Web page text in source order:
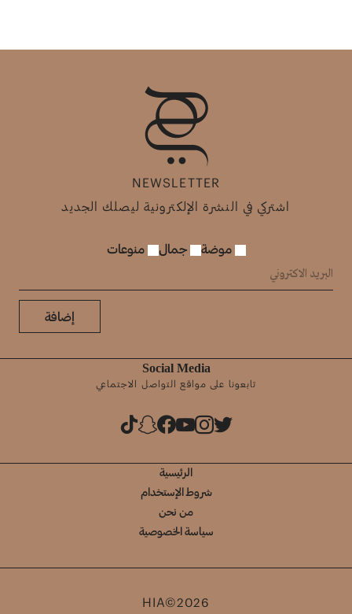
NEWSLETTER
اشتركي في النشرة الإلكترونية ليصلك الجديد
موضة جمال منوعات
إضافة
Social Media
تابعونا على مواقع التواصل الاجتماعي
الرئيسية
شروط الإستخدام
من نحن
سياسة الخصوصية
HIA©2026